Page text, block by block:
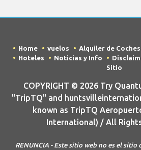
Home vuelos Alquiler de Coches
Hoteles
Noticias y Info
Sitio
COPYRIGHT © 2026 Try
"TripTQ" and
known as TripTQ
International) / All
RENUNCIA - Este sitio web no es el